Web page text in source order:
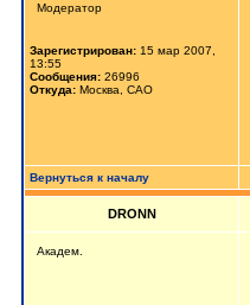
Мoдератор
Зарегистрирован: 15 мар 2007,
13:55
Сообщения: 26996
Откуда: Москва, САО
Вернуться к началу
DRONN
Академ.